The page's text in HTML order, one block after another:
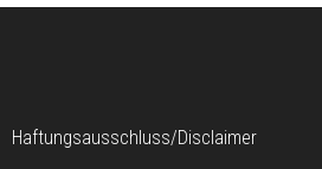
Haftungsausschluss/Disclaimer